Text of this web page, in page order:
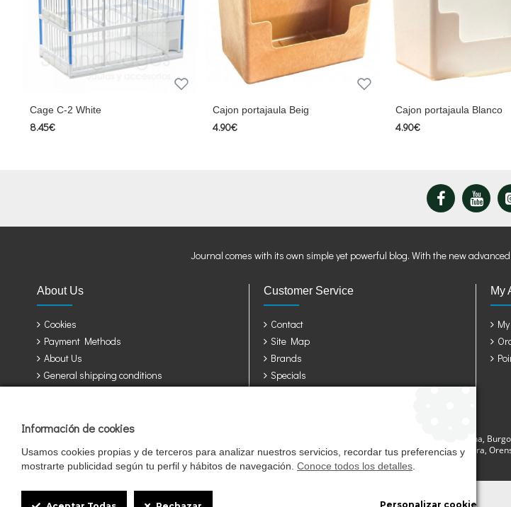
Cage C-2 White
8.45€
Cajon portajaula Beig
4.90€
Cajon portajaula Blanco
4.90€
Journal comes with its own simple yet powerful blog. With the new
About Us
Cookies
Payment Methods
About Us
General shipping conditions
Customer Service
Contact
Site Map
Brands
Specials
My
Jaulas y accesorios para sus pájaros: Álava, Albacete, Alicante, Almería, Asturias, Avila, Badajoz, Baleares, Barcelona,
Girona, Granada, Guadalajara, Guipuzcoa, Huelva, Huesca, Jaen, León, Lleida, Lugo, Madrid, Málaga, Murcia, Navarra,
Valladolid, Vizcaya, Zamora, Zaragoza.
Cookie
Box
Información de cookies
Usamos cookies propias y de terceros para analizar nuestros servicios, recordar tus preferencias y
mostrarte publicidad según tu perfil y hábitos de navegación. Conoce todos los detalles
Personalizar cookies